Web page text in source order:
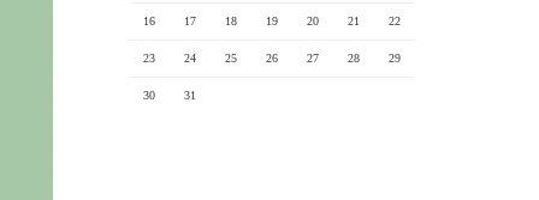
16 17 18 19 20 21 22
23 24 25 26 27 28 29
30 31